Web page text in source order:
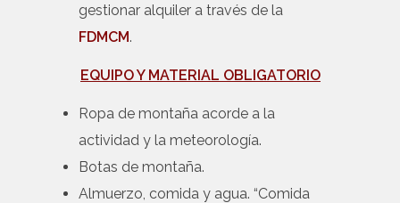
gestionar alquiler a través de la
FDMCM.
EQUIPO Y MATERIAL OBLIGATORIO
Ropa de montaña acorde a la
actividad y la meteorología.
Botas de montaña.
Almuerzo, comida y agua. “Comida